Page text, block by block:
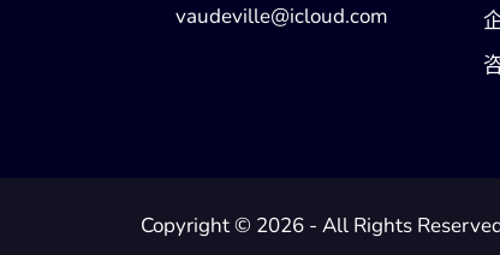
vaudeville@icloud.com
Copyright © 2026 - All Rights